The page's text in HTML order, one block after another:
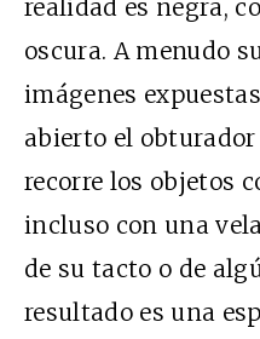
realidad es negra,
oscura. A menudo
imágenes
abierto el
recorre los objetos
incluso con una
de su tacto o de
resultado es una